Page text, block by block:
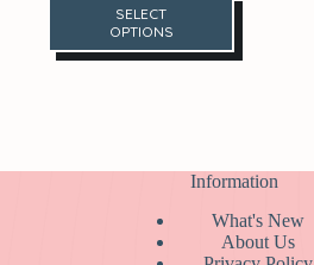
SELECT
OPTIONS
Information
What's New
About Us